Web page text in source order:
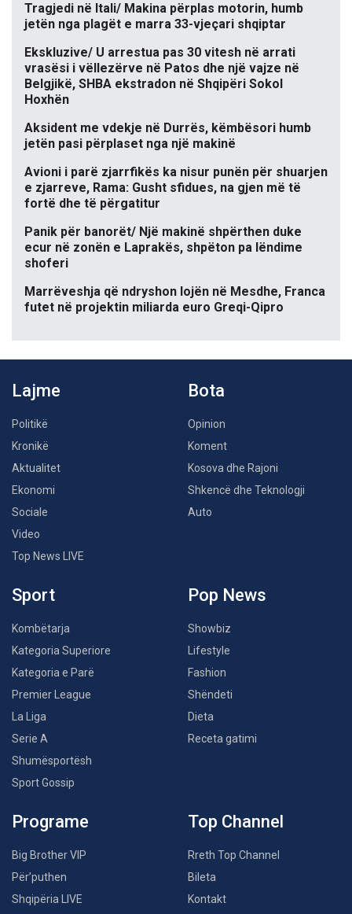
Tragjedi në Itali/ Makina përplas motorin, humb
jetën nga plagët e marra 33-vjeçari shqiptar
Ekskluzive/ U arrestua pas 30 vitesh në arrati
vrasësi i vëllezërve në Patos dhe një vajze në
Belgjikë, SHBA ekstradon në Shqipëri Sokol
Hoxhën
Aksident me vdekje në Durrës, këmbësori humb
jetën pasi përplaset nga një makinë
Avioni i parë zjarrfikës ka nisur punën për shuarjen
e zjarreve, Rama: Gusht sfidues, na gjen më të
fortë dhe të përgatitur
Panik për banorët/ Një makinë shpërthen duke
ecur në zonën e Laprakës, shpëton pa lëndime
shoferi
Marrëveshja që ndryshon lojën në Mesdhe, Franca
futet në projektin miliarda euro Greqi-Qipro
Lajme
Politikë
Kronikë
Aktualitet
Ekonomi
Sociale
Video
Top News LIVE
Bota
Opinion
Koment
Kosova dhe Rajoni
Shkencë dhe Teknologji
Auto
Sport
Kombëtarja
Kategoria Superiore
Kategoria e Parë
Premier League
La Liga
Serie A
Shumësportësh
Sport Gossip
Pop News
Showbiz
Lifestyle
Fashion
Shëndeti
Dieta
Receta gatimi
Programe
Big Brother VIP
Për’puthen
Shqipëria LIVE
Top Channel
Rreth Top Channel
Bileta
Kontakt